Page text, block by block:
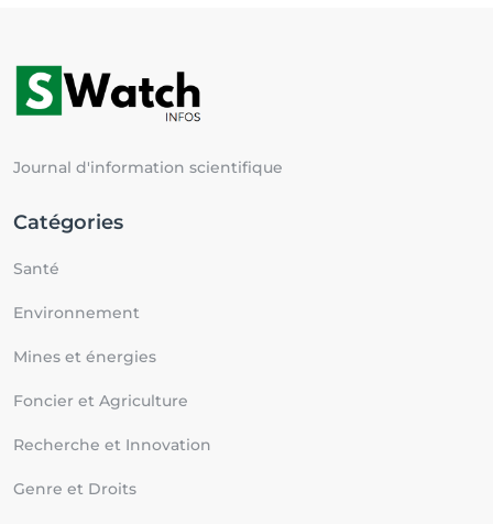
Journal d'information scientifique
Catégories
Santé
Environnement
Mines et énergies
Foncier et Agriculture
Recherche et Innovation
Genre et Droits